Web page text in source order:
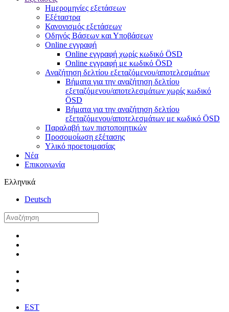
Ημερομηνίες εξετάσεων
Εξέταστρα
Κανονισμός εξετάσεων
Οδηγός Βάσεων και Υποβάσεων
Online εγγραφή
Online εγγραφή χωρίς κωδικό ÖSD
Online εγγραφή με κωδικό ÖSD
Αναζήτηση δελτίου εξεταζόμενου/αποτελεσμάτων
Βήματα για την αναζήτηση δελτίου
εξεταζόμενου/αποτελεσμάτων χωρίς κωδικό
ÖSD
Βήματα για την αναζήτηση δελτίου
εξεταζόμενου/αποτελεσμάτων με κωδικό ÖSD
Παραλαβή των πιστοποιητικών
Προσομοίωση εξέτασης
Υλικό προετοιμασίας
Νέα
Επικοινωνία
Ελληνικά
Deutsch
EST